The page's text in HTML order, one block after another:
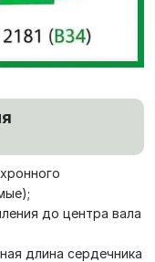
до центра вала
длина сердечника